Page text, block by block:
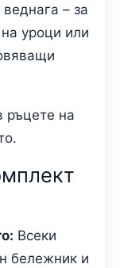
– за
уроци или
ръцете на
Всеки
бележник и